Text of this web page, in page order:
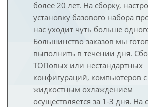
более 20 лет. На сборку,
установку базового набора
нас уходит чуть больше
Большинство заказов мы
выполнить в течении дня.
ТОПовых или нестандартных
конфигураций, компьютеров с
жидкостным охлаждением
осуществляется за 1-3 дня. На